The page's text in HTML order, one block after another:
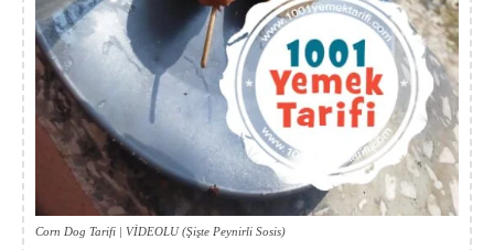
Corn Dog Tarifi | VİDEOLU (Şişte Peynirli Sosis)